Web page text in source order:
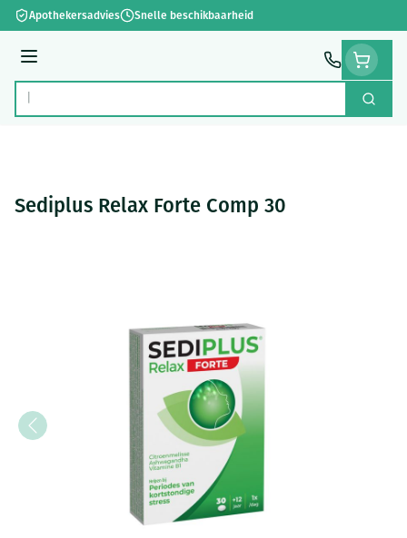
Ga naar de inhoud
Apothekersadvies Snelle beschikbaarheid
Menu
Product, merk, categorie... Zoek
Sediplus Relax Forte Comp 30